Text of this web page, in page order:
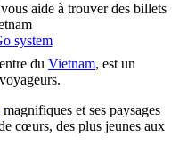
aide à trouver des billets
system
du Vietnam, est un
magnifiques et ses paysages
cœurs, des plus jeunes aux